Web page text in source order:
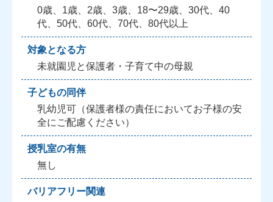
0歳、1歳、2歳、3歳、18〜29歳、30代、40
代、50代、60代、70代、80代以上
対象となる方
未就園児と保護者・子育て中の母親
子どもの同伴
乳幼児可（保護者様の責任においてお子様の安
全にご配慮ください）
授乳室の有無
無し
バリアフリー関連